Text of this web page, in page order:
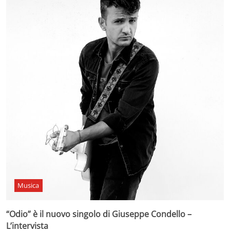
Musica
“Odio” è il nuovo singolo di Giuseppe Condello –
L’intervista